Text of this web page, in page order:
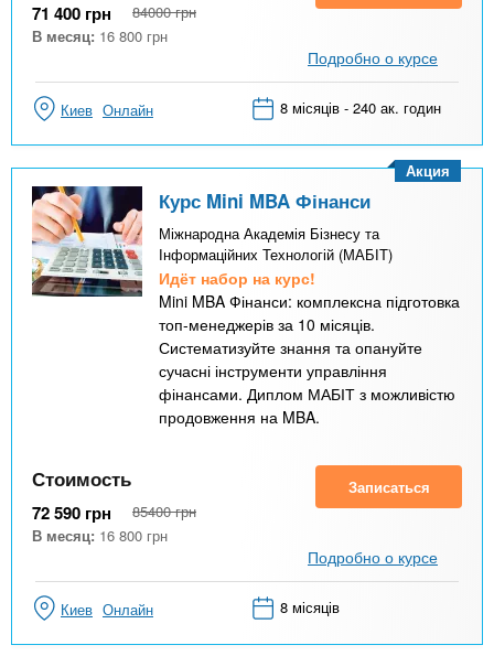
71 400 грн 84000 грн
В месяц: 16 800 грн
Подробно о курсе
Киев Онлайн 8 місяців - 240 ак. годин
Курс Mini MBA Фінанси
Міжнародна Академія Бізнесу та
Інформаційних Технологій (МАБІТ)
Идёт набор на курс!
Mini MBA Фінанси: комплексна підготовка
топ-менеджерів за 10 місяців.
Систематизуйте знання та опануйте
сучасні інструменти управління
фінансами. Диплом МАБІТ з можливістю
продовження на MBA.
Акция
Стоимость
72 590 грн 85400 грн
В месяц: 16 800 грн
Записаться
Подробно о курсе
Киев Онлайн 8 місяців